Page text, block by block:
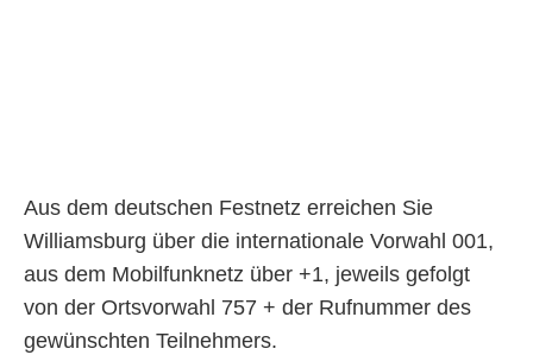
Aus dem deutschen Festnetz erreichen Sie
Williamsburg über die internationale Vorwahl 001,
aus dem Mobilfunknetz über +1, jeweils gefolgt
von der Ortsvorwahl 757 + der Rufnummer des
gewünschten Teilnehmers.